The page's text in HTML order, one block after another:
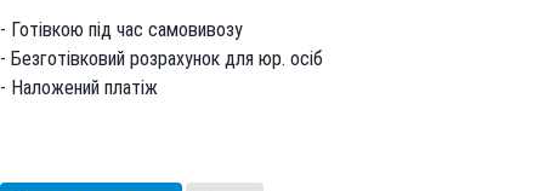
- Готівкою під час самовивозу
- Безготівковий розрахунок для юр. осіб
- Наложений платіж